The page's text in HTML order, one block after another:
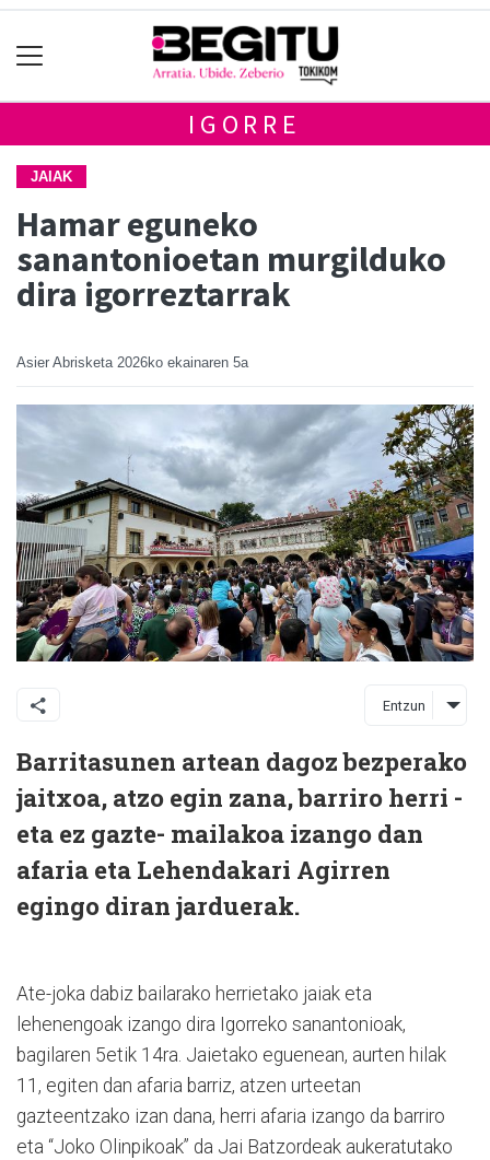
IGORRE
JAIAK
Hamar eguneko
sanantonioetan murgilduko
dira igorreztarrak
Asier Abrisketa 2026ko ekainaren 5a
Entzun
Barritasunen artean dagoz bezperako
jaitxoa, atzo egin zana, barriro herri -
eta ez gazte- mailakoa izango dan
afaria eta Lehendakari Agirren
egingo diran jarduerak.
Ate-joka dabiz bailarako herrietako jaiak eta
lehenengoak izango dira Igorreko sanantonioak,
bagilaren 5etik 14ra. Jaietako eguenean, aurten hilak
11, egiten dan afaria barriz, atzen urteetan
gazteentzako izan dana, herri afaria izango da barriro
eta “Joko Olinpikoak” da Jai Batzordeak aukeratutako